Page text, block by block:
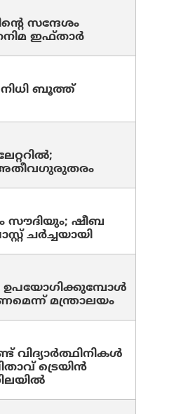
സന്ദേശം
ഇഫ്‌താർ
നിധി ബൂത്ത്
സൗദിയും; ഷീബ
ചര്‍ച്ചയായി
ഉപയോഗിക്കുമ്പോള്‍
മന്ത്രാലയം
വിദ്യാർത്ഥിനികൾ
ട്രെയിൻ